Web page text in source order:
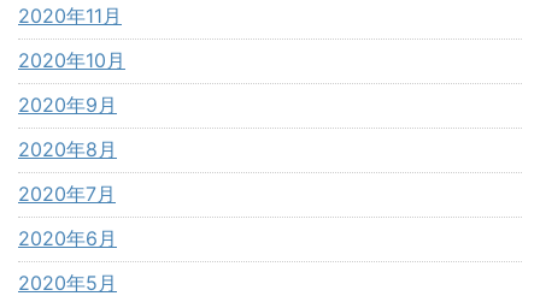
2020年11月
2020年10月
2020年9月
2020年8月
2020年7月
2020年6月
2020年5月